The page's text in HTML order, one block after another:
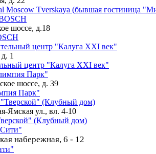
Moscow Tverskaya (бывшая гостиница
шоссе, д.18
1
центр "Калуга XXI век"
шоссе, д. 39
Парк"
Ямская ул., вл. 4-10
(Клубный дом)
набережная, 6 - 12